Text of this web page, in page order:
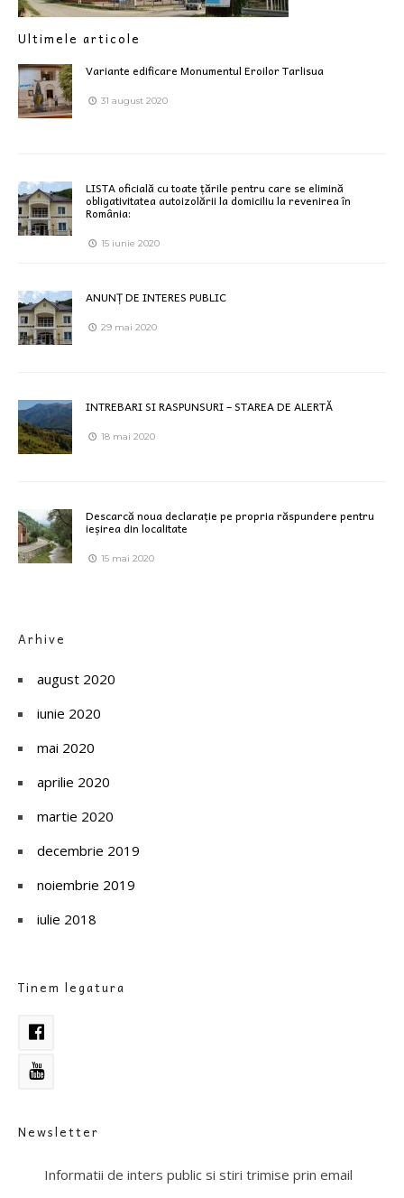
Ultimele articole
Variante edificare Monumentul Eroilor Tarlisua
31 august 2020
LISTA oficială cu toate țările pentru care se elimină
obligativitatea autoizolării la domiciliu la revenirea în
România:
15 iunie 2020
ANUNȚ DE INTERES PUBLIC
29 mai 2020
INTREBARI SI RASPUNSURI – STAREA DE ALERTĂ
18 mai 2020
Descarcă noua declarație pe propria răspundere pentru
ieșirea din localitate
15 mai 2020
Arhive
august 2020
iunie 2020
mai 2020
aprilie 2020
martie 2020
decembrie 2019
noiembrie 2019
iulie 2018
Tinem legatura
Newsletter
Informatii de inters public si stiri trimise prin email